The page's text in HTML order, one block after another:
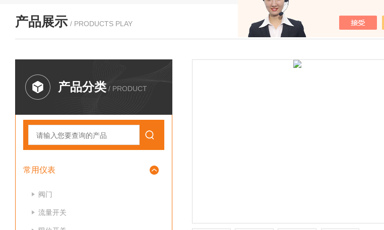
产品展示 / PRODUCTS PLAY 我的位置：
产品分类 / PRODUCT
常用仪表
阀门
流量开关